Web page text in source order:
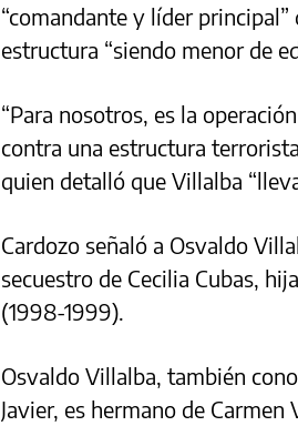
“comandante y líder
estructura “siendo menor de
“Para nosotros, es la
contra una estructura
quien detalló que Villalba
Cardozo señaló a Osvaldo
secuestro de Cecilia Cubas,
(1998-1999).
Osvaldo Villalba, también
Javier, es hermano de